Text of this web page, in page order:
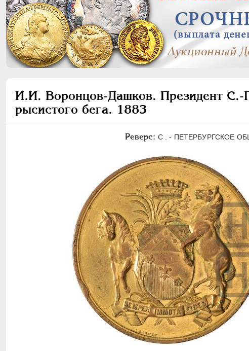
И.И. Воронцов-Дашков. Президент С.-
рысистого бега. 1883
Реверс: С . - ПЕТЕРБУРГСКОЕ